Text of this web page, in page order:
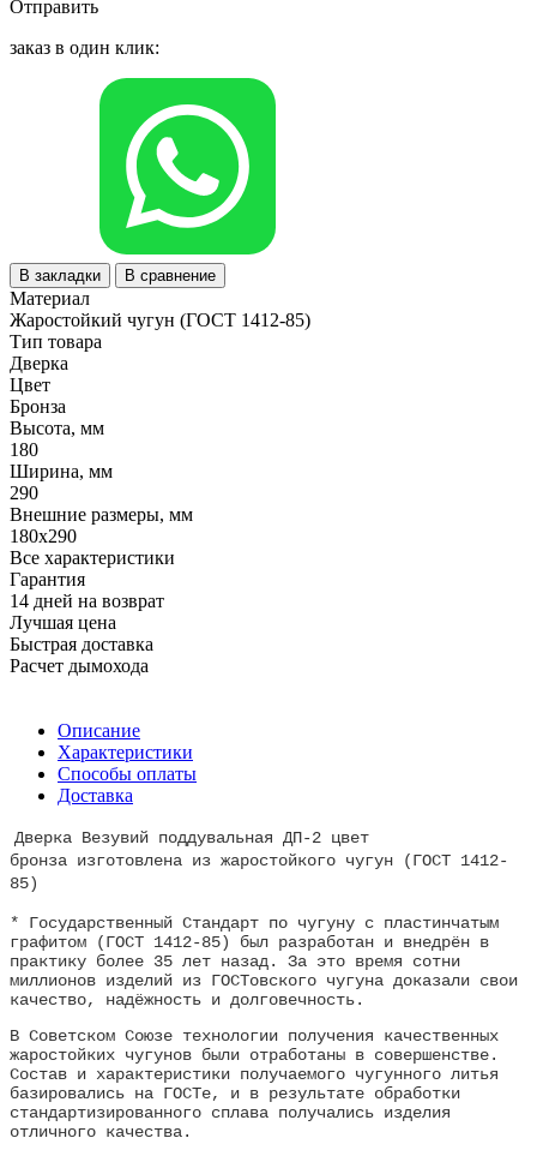
Отправить
заказ в один клик:
В закладки В сравнение
Материал
Жаростойкий чугун (ГОСТ 1412-85)
Тип товара
Дверка
Цвет
Бронза
Высота, мм
180
Ширина, мм
290
Внешние размеры, мм
180x290
Все характеристики
Гарантия
14 дней на возврат
Лучшая цена
Быстрая доставка
Расчет дымохода
Описание
Характеристики
Способы оплаты
Доставка
Дверка Везувий поддувальная ДП-2 цвет
бронза изготовлена из жаростойкого чугун (ГОСТ 1412-
85)
* Государственный Стандарт по чугуну с пластинчатым
графитом (ГОСТ 1412-85) был разработан и внедрён в
практику более 35 лет назад. За это время сотни
миллионов изделий из ГОСТовского чугуна доказали свои
качество, надёжность и долговечность.
В Советском Союзе технологии получения качественных
жаростойких чугунов были отработаны в совершенстве.
Состав и характеристики получаемого чугунного литья
базировались на ГОСТе, и в результате обработки
стандартизированного сплава получались изделия
отличного качества.